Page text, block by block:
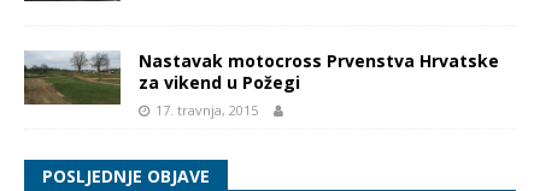
Nastavak motocross Prvenstva Hrvatske
za vikend u Požegi
17. travnja, 2015
POSLJEDNJE OBJAVE